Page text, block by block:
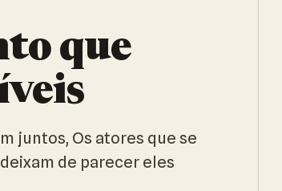
que
juntos, Os atores que se
de parecer eles